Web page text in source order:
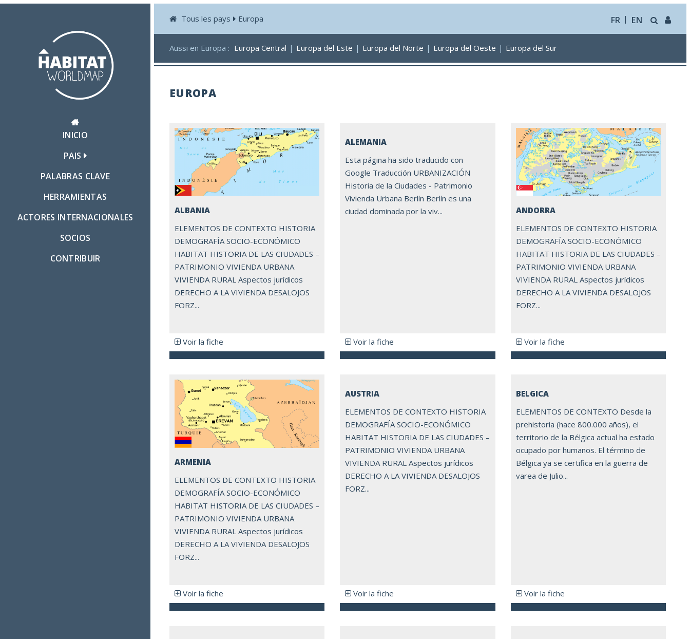
INICIO
PAIS
PALABRAS CLAVE
HERRAMIENTAS
ACTORES INTERNACIONALES
SOCIOS
CONTRIBUIR
Tous les pays Europa FR EN
Aussi en Europa : Europa Central Europa del Este Europa del Norte Europa del Oeste Europa del Sur
EUROPA
ALBANIA
ELEMENTOS DE CONTEXTO HISTORIA
DEMOGRAFÍA SOCIO-ECONÓMICO
HABITAT HISTORIA DE LAS CIUDADES –
PATRIMONIO VIVIENDA URBANA
VIVIENDA RURAL Aspectos jurídicos
DERECHO A LA VIVIENDA DESALOJOS
FORZ...
Voir la fiche
ALEMANIA
Esta página ha sido traducido con
Google Traducción URBANIZACIÓN
Historia de la Ciudades - Patrimonio
Vivienda Urbana Berlín Berlín es una
ciudad dominada por la viv...
Voir la fiche
ANDORRA
ELEMENTOS DE CONTEXTO HISTORIA
DEMOGRAFÍA SOCIO-ECONÓMICO
HABITAT HISTORIA DE LAS CIUDADES –
PATRIMONIO VIVIENDA URBANA
VIVIENDA RURAL Aspectos jurídicos
DERECHO A LA VIVIENDA DESALOJOS
FORZ...
Voir la fiche
ARMENIA
ELEMENTOS DE CONTEXTO HISTORIA
DEMOGRAFÍA SOCIO-ECONÓMICO
HABITAT HISTORIA DE LAS CIUDADES –
PATRIMONIO VIVIENDA URBANA
VIVIENDA RURAL Aspectos jurídicos
DERECHO A LA VIVIENDA DESALOJOS
FORZ...
Voir la fiche
AUSTRIA
ELEMENTOS DE CONTEXTO HISTORIA
DEMOGRAFÍA SOCIO-ECONÓMICO
HABITAT HISTORIA DE LAS CIUDADES –
PATRIMONIO VIVIENDA URBANA
VIVIENDA RURAL Aspectos jurídicos
DERECHO A LA VIVIENDA DESALOJOS
FORZ...
Voir la fiche
BELGICA
ELEMENTOS DE CONTEXTO Desde la
prehistoria (hace 800.000 años), el
territorio de la Bélgica actual ha estado
ocupado por humanos. El término de
Bélgica ya se certifica en la guerra de
varea de Julio...
Voir la fiche